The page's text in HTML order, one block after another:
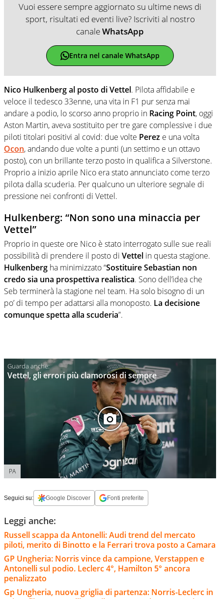
Vuoi essere sempre aggiornato su ultime news di
sport, risultati ed eventi live? Iscriviti al nostro
canaleWhatsApp
Entra nel canale WhatsApp
Nico Hulkenberg al posto di Vettel. Pilota affidabile e
veloce il tedesco 33enne, una vita in F1 pur senza mai
andare a podio, lo scorso anno proprio in Racing Point, oggi
Aston Martin, aveva sostituito per tre gare complessive i due
piloti titolari positivi al covid: due volte Perez e una volta
Ocon, andando due volte a punti (un settimo e un ottavo
posto), con un brillante terzo posto in qualifica a Silverstone.
Proprio a inizio aprile Nico era stato annunciato come terzo
pilota dalla scuderia. Per qualcuno un ulteriore segnale di
pressione nei confronti di Vettel.
Hulkenberg: “Non sono una minaccia per
Vettel”
Proprio in queste ore Nico è stato interrogato sulle sue reali
possibilità di prendere il posto di Vettel in questa stagione.
Hulkenberg ha minimizzato “Sostituire Sebastian non
credo sia una prospettiva realistica. Sono dell’idea che
Seb terminerà la stagione nel team. Ha solo bisogno di un
po’ di tempo per adattarsi alla monoposto. La decisione
comunque spetta alla scuderia”.
Vettel, gli errori più clamorosi di sempre
PA
Seguici su: Google Discover Fonti preferite
Leggi anche:
Russell scappa da Antonelli: Audi trend del mercato
piloti, merito di Binotto e la Ferrari trova posto a Camara
GP Ungheria: Norris vince da campione, Verstappen e
Antonelli sul podio. Leclerc 4°, Hamilton 5° ancora
penalizzato
Gp Ungheria, nuova griglia di partenza: Norris-Leclerc in